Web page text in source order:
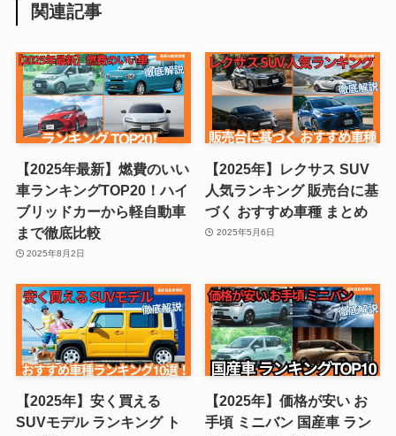
関連記事
【2025年最新】燃費のいい
車ランキングTOP20！ハイ
ブリッドカーから軽自動車
まで徹底比較
2025年8月2日
【2025年】レクサス SUV
人気ランキング 販売台に基
づく おすすめ車種 まとめ
2025年5月6日
【2025年】安く買える
SUVモデル ランキング ト
【2025年】価格が安い お
手頃 ミニバン 国産車 ラン